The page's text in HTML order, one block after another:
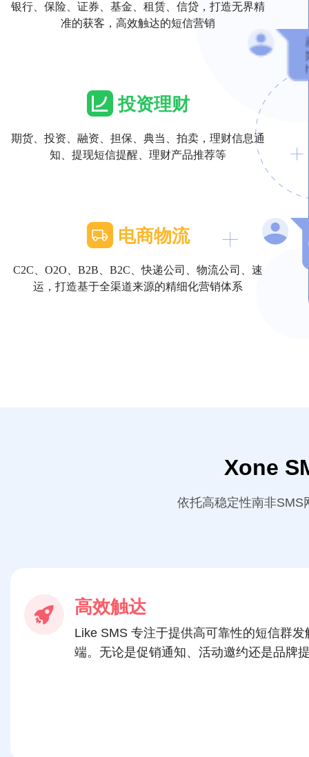
银行、保险、证券、基金、租赁、信贷，打造无界精
准的获客，高效触达的短信营销
投资理财
期货、投资、融资、担保、典当、拍卖，理财信息通
知、提现短信提醒、理财产品推荐等
电商物流
C2C、O2O、B2B、B2C、快递公司、物流公司、速
运，打造基于全渠道来源的精细化营销体系
Xone
依托高稳定性南非SMS
高效触达
Like SMS 专注于提供高可靠性的短信群
端。无论是促销通知、活动邀约还是品牌